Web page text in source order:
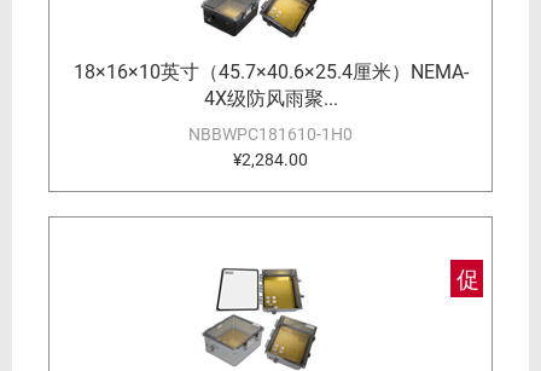
18×16×10英寸（45.7×40.6×25.4厘米）NEMA-
4X级防风雨聚...
NBBWPC181610-1H0
¥2,284.00
促